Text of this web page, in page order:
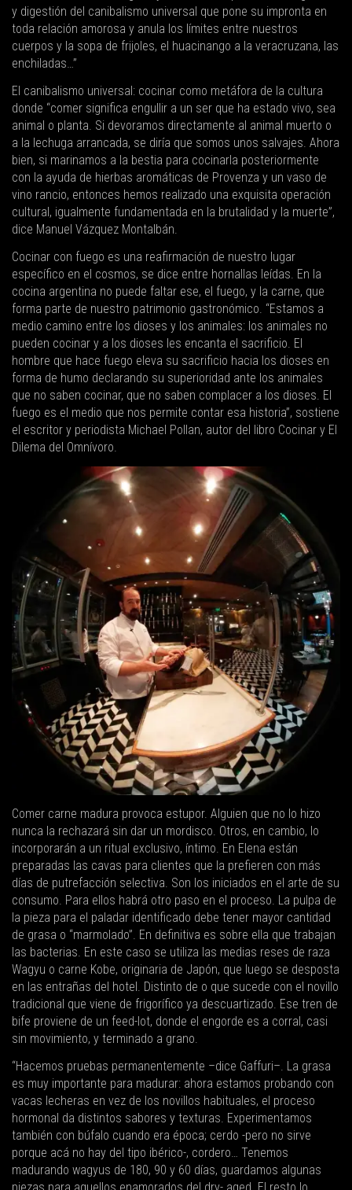
y digestión del canibalismo universal que pone su impronta en
toda relación amorosa y anula los límites entre nuestros
cuerpos y la sopa de frijoles, el huacinango a la veracruzana, las
enchiladas…”
El canibalismo universal: cocinar como metáfora de la cultura
donde “comer significa engullir a un ser que ha estado vivo, sea
animal o planta. Si devoramos directamente al animal muerto o
a la lechuga arrancada, se diría que somos unos salvajes. Ahora
bien, si marinamos a la bestia para cocinarla posteriormente
con la ayuda de hierbas aromáticas de Provenza y un vaso de
vino rancio, entonces hemos realizado una exquisita operación
cultural, igualmente fundamentada en la brutalidad y la muerte”,
dice Manuel Vázquez Montalbán.
Cocinar con fuego es una reafirmación de nuestro lugar
específico en el cosmos, se dice entre hornallas leídas. En la
cocina argentina no puede faltar ese, el fuego, y la carne, que
forma parte de nuestro patrimonio gastronómico. “Estamos a
medio camino entre los dioses y los animales: los animales no
pueden cocinar y a los dioses les encanta el sacrificio. El
hombre que hace fuego eleva su sacrificio hacia los dioses en
forma de humo declarando su superioridad ante los animales
que no saben cocinar, que no saben complacer a los dioses. El
fuego es el medio que nos permite contar esa historia”, sostiene
el escritor y periodista Michael Pollan, autor del libro Cocinar y El
Dilema del Omnívoro.
Comer carne madura provoca estupor. Alguien que no lo hizo
nunca la rechazará sin dar un mordisco. Otros, en cambio, lo
incorporarán a un ritual exclusivo, íntimo. En Elena están
preparadas las cavas para clientes que la prefieren con más
días de putrefacción selectiva. Son los iniciados en el arte de su
consumo. Para ellos habrá otro paso en el proceso. La pulpa de
la pieza para el paladar identificado debe tener mayor cantidad
de grasa o “marmolado”. En definitiva es sobre ella que trabajan
las bacterias. En este caso se utiliza las medias reses de raza
Wagyu o carne Kobe, originaria de Japón, que luego se desposta
en las entrañas del hotel. Distinto de o que sucede con el novillo
tradicional que viene de frigorífico ya descuartizado. Ese tren de
bife proviene de un feed-lot, donde el engorde es a corral, casi
sin movimiento, y terminado a grano.
“Hacemos pruebas permanentemente –dice Gaffuri–. La grasa
es muy importante para madurar: ahora estamos probando con
vacas lecheras en vez de los novillos habituales, el proceso
hormonal da distintos sabores y texturas. Experimentamos
también con búfalo cuando era época; cerdo -pero no sirve
porque acá no hay del tipo ibérico-, cordero… Tenemos
madurando wagyus de 180, 90 y 60 días, guardamos algunas